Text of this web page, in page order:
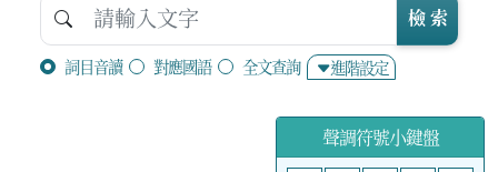
詞目音讀 對應國語 全文查詢 進階設定
檢 索
聲調符號小鍵盤